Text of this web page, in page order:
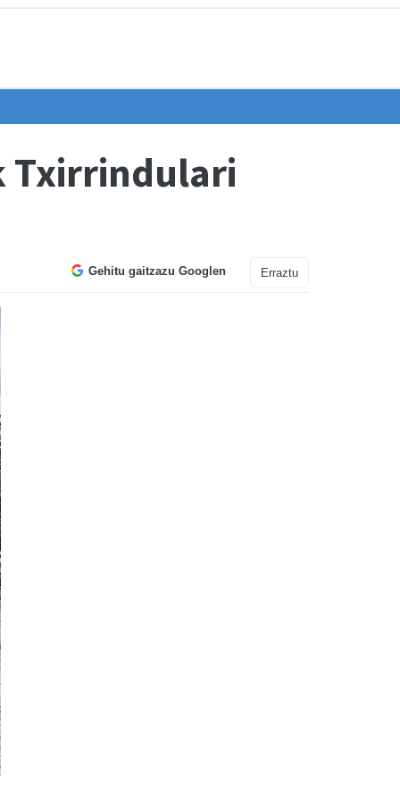
Txirrindulari
Gehitu gaitzazu Googlen Erraztu